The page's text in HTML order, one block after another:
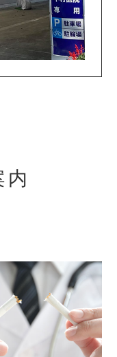
内